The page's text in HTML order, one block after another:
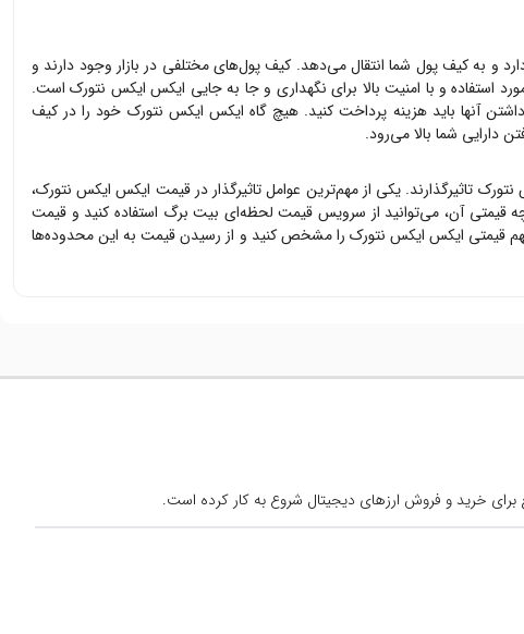
و به کیف پول شما انتقال می‌دهد. کیف پول‌های مختلفی در بازار وجود دارند و
استفاده و با امنیت بالا برای نگهداری و جا به جایی ایکس ایکس نتورکاست.
آنها باید هزینه پرداخت کنید. هیچ گاه ایکس ایکس نتورک خود را در کیف
دارایی شما بالا می‌رود.
نتورک تاثیرگذارند. یکی از مهم‌ترین عوامل تاثیرگذار در قیمت ایکس ایکس نتورک،
قیمتی آن، می‌توانید از سرویس قیمت لحظه‌ای بیت برگ استفاده کنید و قیمت
قیمتی ایکس ایکس نتورک را مشخص کنید و از رسیدن قیمت به این محدوده‌ها
خرید و فروش ارزهای دیجیتال شروع به کار کرده است.